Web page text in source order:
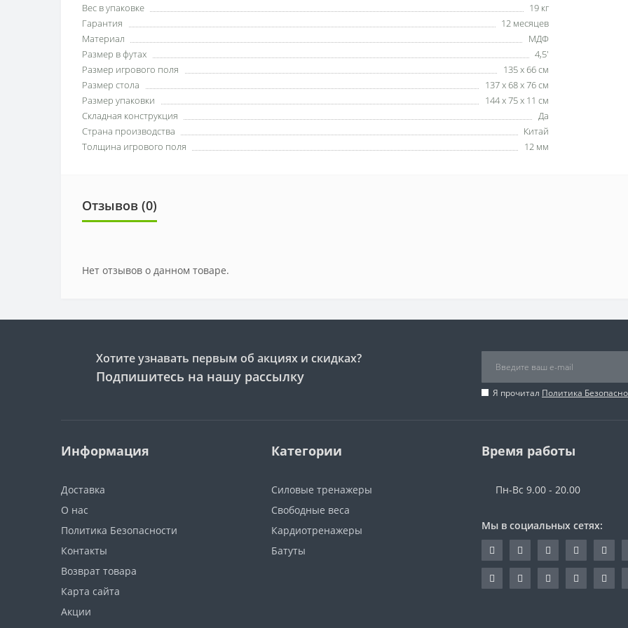
Вес в упаковке
19 кг
Гарантия
12 месяцев
Материал
МДФ
Размер в футах
4,5'
Размер игрового поля
135 х 66 см
Размер стола
137 х 68 х 76 см
Размер упаковки
144 х 75 х 11 см
Складная конструкция
Да
Страна производства
Китай
Толщина игрового поля
12 мм
Отзывов (0)
Нет отзывов о данном товаре.
Хотите узнавать первым об акциях и скидках?
Подпишитесь на нашу рассылку
Я прочитал Политика
Информация
Доставка
О нас
Политика Безопасности
Контакты
Возврат товара
Карта сайта
Акции
Категории
Силовые тренажеры
Свободные веса
Кардиотренажеры
Батуты
Время работы
Пн-Вс 9.00 - 20.00
Мы в социальных сетях: